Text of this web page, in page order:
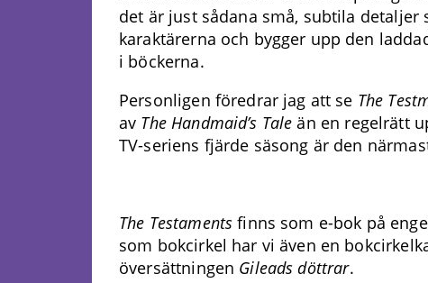
det är just sådana små, subtila detaljer
karaktärerna och bygger upp den
i böckerna.
Personligen föredrar jag att se The
av The Handmaid’s Tale än en regelrätt
TV-seriens fjärde säsong är den
The Testaments finns som e-bok på
som bokcirkel har vi även en
översättningen Gileads döttrar.